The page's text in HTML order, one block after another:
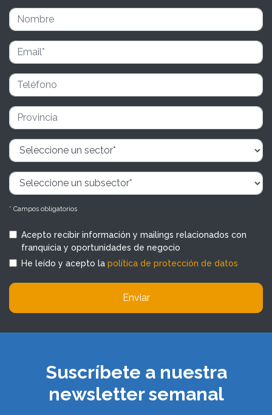
* Campos obligatorios
Acepto recibir información y mailings relacionados con
franquicia y oportunidades de negocio
He leído y acepto la política de protección de datos
Enviar
Suscríbete a nuestra
newsletter semanal